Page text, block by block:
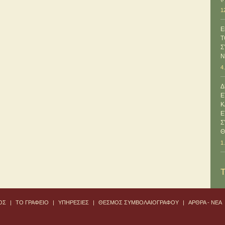
| TO ΓΡΑΦΕΙΟ | ΥΠΗΡΕΣΙΕΣ | ΘΕΣΜΟΣ ΣΥΜΒΟΛΑΙΟΓΡΑΦΟΥ | ΑΡΘΡΑ - ΝΕΑ